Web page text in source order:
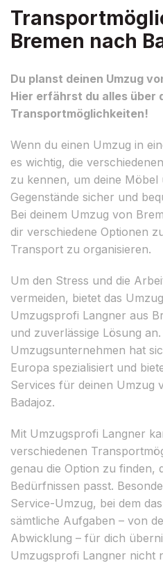
Bremen nach
Du planst deinen Umzug
Hier erfährst du alles über
Transportmöglichkeiten!
Wenn du einen Umzug in
es wichtig, die
zu kennen, um deine Möbel
Gegenstände sicher und
Bei deinem Umzug von
dir verschiedene Optionen
Transport zu organisieren.
Um den Stress und die
vermeiden, bietet das
Umzugsprofi Langner aus
und zuverlässige Lösung
Umzugsunternehmen hat
Europa spezialisiert und
Services für deinen Umzug
Badajoz.
Mit Umzugsprofi Langner
verschiedenen
genau die Option zu finden,
Bedürfnissen passt.
Service-Umzug, bei dem
sämtliche Aufgaben – von
Abwicklung – für dich
Umzugsprofi Langner nicht